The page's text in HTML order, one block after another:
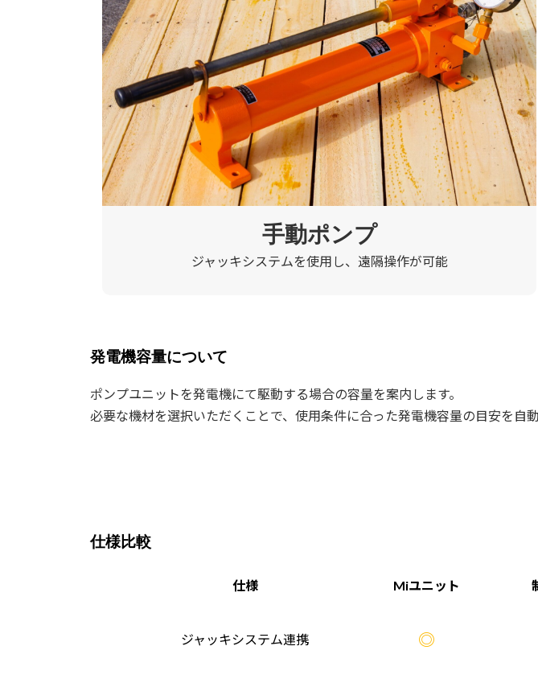
手動ポンプ
ジャッキシステムを使用し、遠隔操作が可能
発電機容量について
ポンプユニットを発電機にて駆動する場合の容量を案内します。
必要な機材を選択いただくことで、使用条件に合った発電機容量の目安を自動
仕様比較
仕様 Miユニット
ジャッキシステム連携 ◎